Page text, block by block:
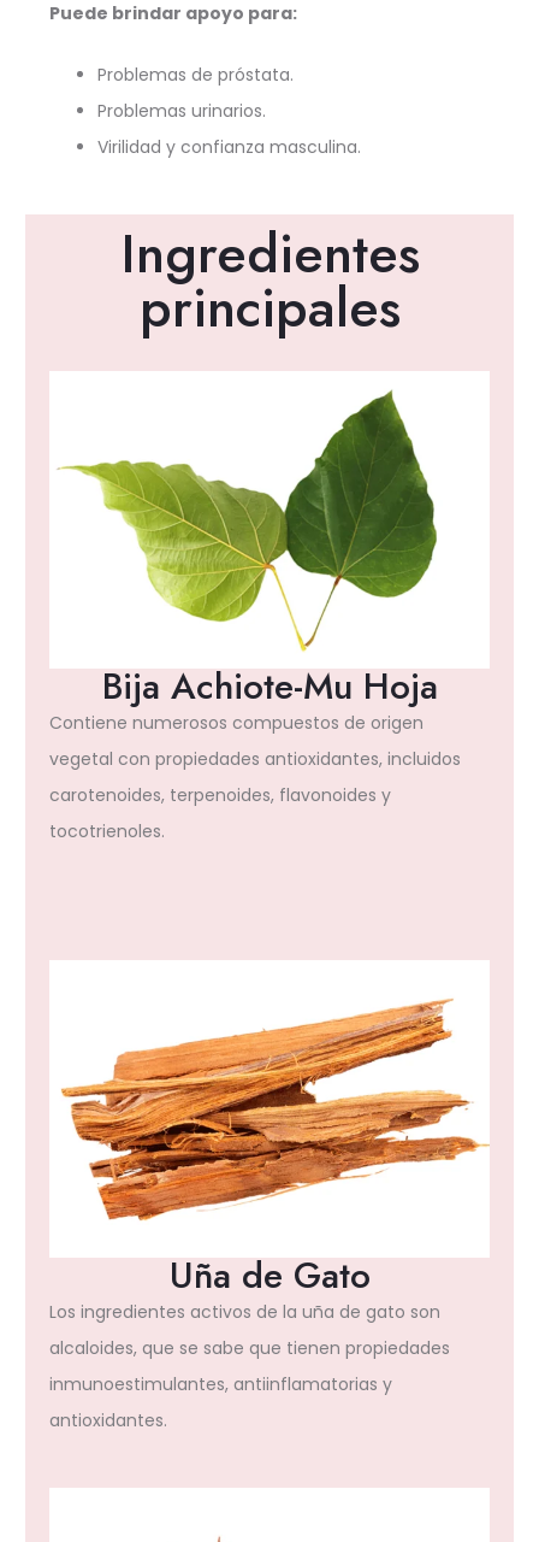
Puede brindar apoyo para:
Problemas de próstata.
Problemas urinarios.
Virilidad y confianza masculina.
Ingredientes
principales
Bija Achiote-Mu Hoja
Contiene numerosos compuestos de origen
vegetal con propiedades antioxidantes, incluidos
carotenoides, terpenoides, flavonoides y
tocotrienoles.
Uña de Gato
Los ingredientes activos de la uña de gato son
alcaloides, que se sabe que tienen propiedades
inmunoestimulantes, antiinflamatorias y
antioxidantes.